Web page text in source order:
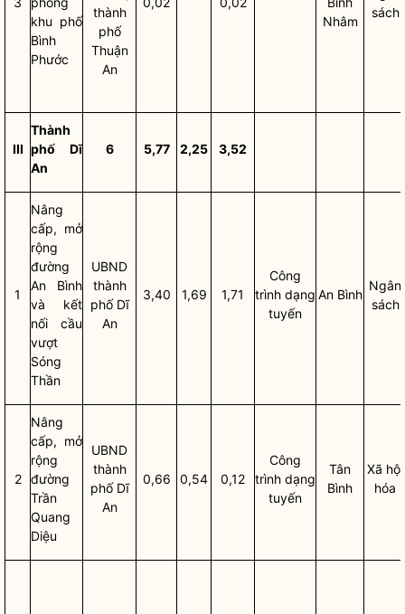
khu phố
Bình
Phước
thành
phố
Thuận
An
Nhâm
sách
III
Thành
phố Dĩ
An
6 5,77 2,25 3,52
1
Nâng
cấp, mở
rộng
đường
An Bình
và kết
nối cầu
vượt
Sóng
Thần
UBND
thành
phố Dĩ
An
3,40 1,69 1,71
Công
trình dạng
tuyến
An Bình
Ngân
sách
2
Nâng
cấp, mở
rộng
đường
Trần
Quang
Diệu
UBND
thành
phố Dĩ
An
0,66 0,54 0,12
Công
trình dạng
tuyến
Tân
Bình
Xã hội
hóa